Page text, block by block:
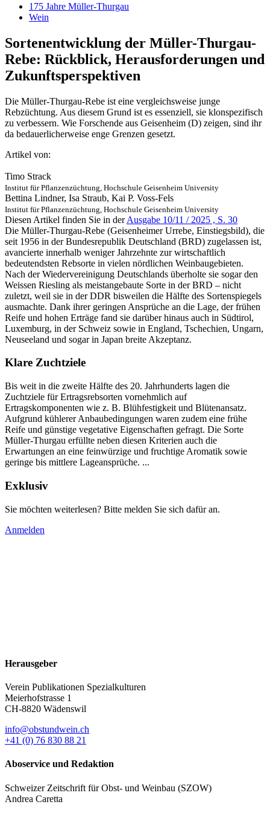
175 Jahre Müller-Thurgau
Wein
Sortenentwicklung der Müller-Thurgau-
Rebe: Rückblick, Herausforderungen und
Zukunftsperspektiven
Die Müller-Thurgau-Rebe ist eine vergleichsweise junge
Rebzüchtung. Aus diesem Grund ist es essenziell, sie klonspezifisch
zu verbessern. Wie Forschende aus Geisenheim (D) zeigen, sind ihr
da bedauerlicherweise enge Grenzen gesetzt.
Artikel von:
Timo Strack
Institut für Pflanzenzüchtung, Hochschule Geisenheim University
Bettina Lindner, Isa Straub, Kai P. Voss-Fels
Institut für Pflanzenzüchtung, Hochschule Geisenheim University
Diesen Artikel finden Sie in derAusgabe 10/11 / 2025 , S. 30
Die Müller-Thurgau-Rebe (Geisenheimer Urrebe, Einstiegsbild), die
seit 1956 in der Bundesrepublik Deutschland (BRD) zugelassen ist,
avancierte innerhalb weniger Jahrzehnte zur wirtschaftlich
bedeutendsten Rebsorte in vielen nördlichen Weinbaugebieten.
Nach der Wiedervereinigung Deutschlands überholte sie sogar den
Weissen Riesling als meistangebaute Sorte in der BRD – nicht
zuletzt, weil sie in der DDR bisweilen die Hälfte des Sortenspiegels
ausmachte. Dank ihrer geringen Ansprüche an die Lage, der frühen
Reife und hohen Erträge fand sie darüber hinaus auch in Südtirol,
Luxemburg, in der Schweiz sowie in England, Tschechien, Ungarn,
Neuseeland und sogar in Japan breite Akzeptanz.
Klare Zuchtziele
Bis weit in die zweite Hälfte des 20. Jahrhunderts lagen die
Zuchtziele für Ertragsrebsorten vornehmlich auf
Ertragskomponenten wie z. B. Blühfestigkeit und Blütenansatz.
Aufgrund kühlerer Anbaubedingungen waren zudem eine frühe
Reife und günstige vegetative Eigenschaften gefragt. Die Sorte
Müller-Thurgau erfüllte neben diesen Kriterien auch die
Erwartungen an eine feinwürzige und fruchtige Aromatik sowie
geringe bis mittlere Lageansprüche. ...
Exklusiv
Sie möchten weiterlesen? Bitte melden Sie sich dafür an.
Anmelden
Herausgeber
Verein Publikationen Spezialkulturen
Meierhofstrasse 1
CH-8820 Wädenswil
info@obstundwein.ch
+41 (0) 76 830 88 21
Aboservice und Redaktion
Schweizer Zeitschrift für Obst- und Weinbau (SZOW)
Andrea Caretta